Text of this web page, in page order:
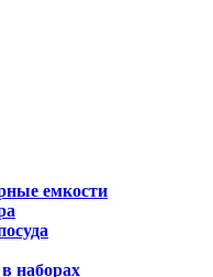
емкости
наборах